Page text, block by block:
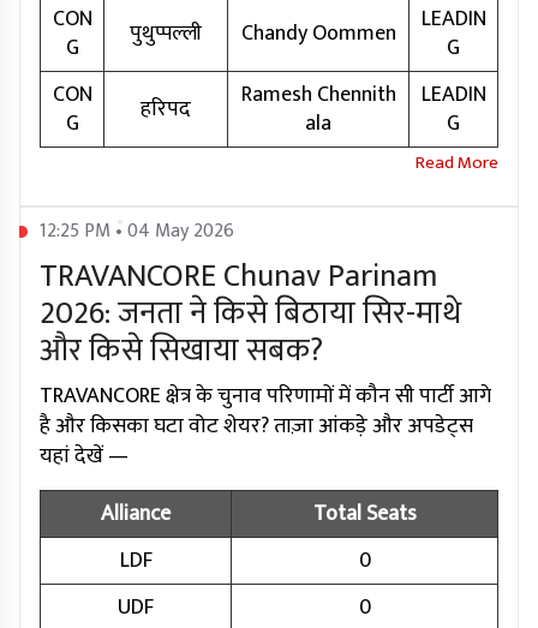
CON
G
पुथुप्पल्ली Chandy Oommen
LEADIN
G
CON
G
हरिपद
Ramesh Chennith
ala
LEADIN
G
12:25 PM • 04 May 2026
TRAVANCORE Chunav Parinam
2026: जनता ने किसे बिठाया सिर-माथे
और किसे सिखाया सबक?
TRAVANCORE क्षेत्र के चुनाव परिणामों में कौन सी पार्टी आगे
है और किसका घटा वोट शेयर? ताज़ा आंकड़े और अपडेट्स
यहां देखें —
Alliance
Total Seats
LDF
0
UDF
0